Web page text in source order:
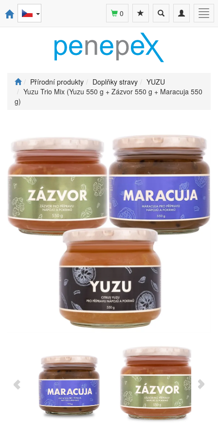
Toggle
navigation
Toggle
search
0
Přírodní produkty Doplňky stravy
YUZU
Yuzu Trio Mix (Yuzu 550 g + Zázvor 550 g + Maracuja 550
g)